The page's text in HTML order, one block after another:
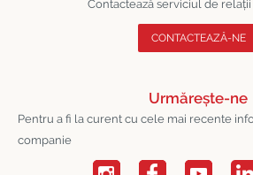
Contactează serviciul de relații
CONTACTEAZĂ-NE
Urmărește-ne
Pentru a fi la curent cu cele mai recente
companie